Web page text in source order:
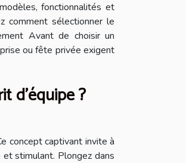
fonctionnalités et
comment sélectionner le
Avant de choisir un
ou fête privée exigent
d'équipe ?
concept captivant invite à
stimulant. Plongez dans